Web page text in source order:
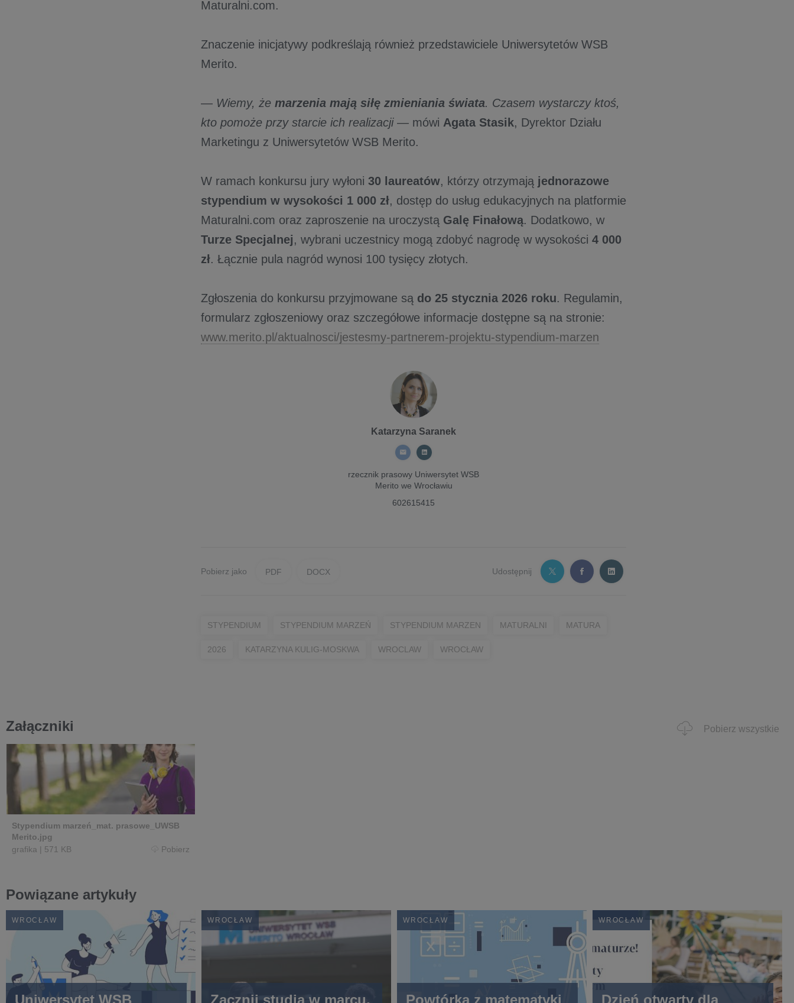
Maturalni.com.
Znaczenie inicjatywy podkreślają również przedstawiciele Uniwersytetów WSB
Merito.
— Wiemy, że marzenia mają siłę zmieniania świata. Czasem wystarczy ktoś,
kto pomoże przy starcie ich realizacji— mówi Agata Stasik, Dyrektor Działu
Marketingu z Uniwersytetów WSB Merito.
W ramach konkursu jury wyłoni 30 laureatów, którzy otrzymają jednorazowe
stypendium w wysokości 1 000 zł, dostęp do usług edukacyjnych na platformie
Maturalni.com oraz zaproszenie na uroczystą Galę Finałową. Dodatkowo, w
Turze Specjalnej, wybrani uczestnicy mogą zdobyć nagrodę w wysokości 4 000
zł. Łącznie pula nagród wynosi 100 tysięcy złotych.
Zgłoszenia do konkursu przyjmowane są do 25 stycznia 2026 roku. Regulamin,
formularz zgłoszeniowy oraz szczegółowe informacje dostępne są na stronie:
www.merito.pl/aktualnosci/jestesmy-partnerem-projektu-stypendium-marzen
Katarzyna Saranek
rzecznik prasowy Uniwersytet WSB
Merito we Wrocławiu
602615415
Pobierz jako PDF DOCX Udostępnij
STYPENDIUM STYPENDIUM MARZEŃ STYPENDIUM MARZEN MATURALNI MATURA
2026 KATARZYNA KULIG-MOSKWA WROCLAW WROCŁAW
Załączniki Pobierz wszystkie
Stypendium marzeń_mat. prasowe_UWSB
Merito.jpg
grafika | 571 KB Pobierz
Powiązane artykuły
WROCŁAW
Uniwersytet WSB
WROCŁAW
Zacznij studia w marcu,
WROCŁAW
Powtórka z matematyki
WROCŁAW
Dzień otwarty dla